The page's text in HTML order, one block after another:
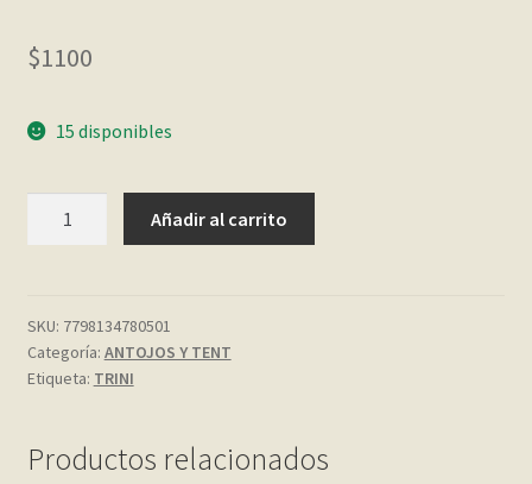
inicio
Mi cuenta
My account
Privacy Policy
Sample Page
Shop
$1100
15 disponibles
25
GR.
TRINI
Añadir al carrito
SKU: 7798134780501
Categoría: ANTOJOS Y TENT
Etiqueta: TRINI
Productos relacionados